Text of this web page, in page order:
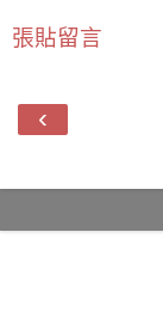
張貼留言
‹